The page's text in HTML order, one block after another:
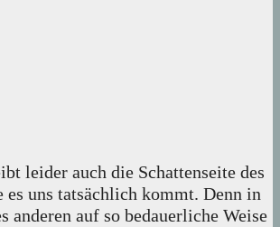
leider auch die Schattenseite des
es uns tatsächlich kommt. Denn in
auf so bedauerliche Weise